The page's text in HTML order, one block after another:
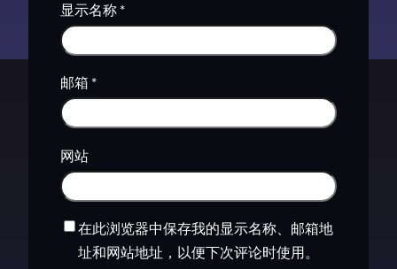
显示名称 *
邮箱 *
网站
在此浏览器中保存我的显示名称、邮箱地
址和网站地址，以便下次评论时使用。